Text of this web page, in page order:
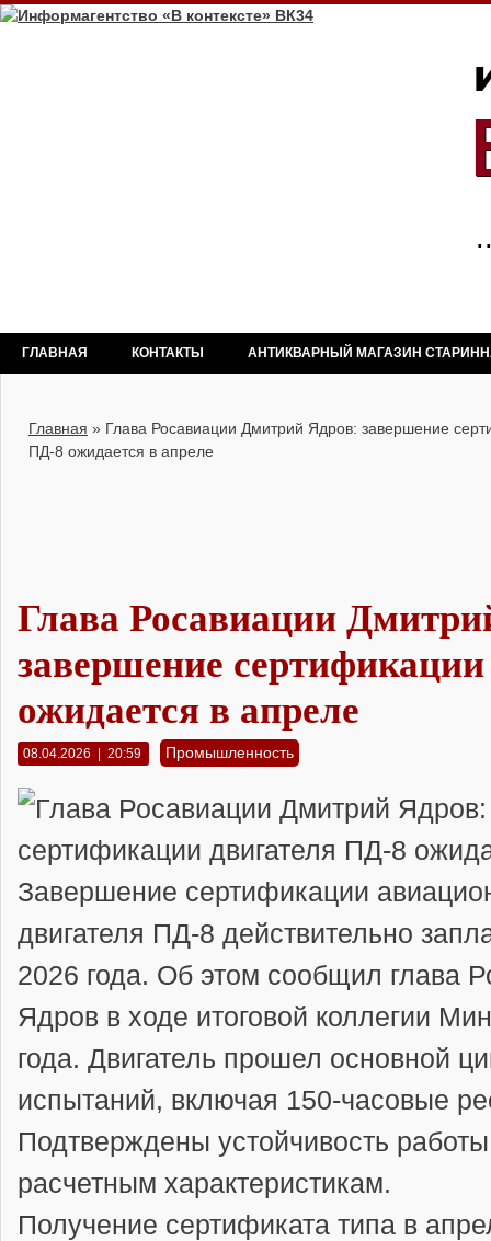
ГЛАВНАЯ КОНТАКТЫ АНТИКВАРНЫЙ МАГАЗИН
Главная » Глава Росавиации Дмитрий Ядров: завершение
ПД-8 ожидается в апреле
Глава Росавиации
завершение
ожидается в апреле
08.04.2026 | 20:59 Промышленность
Завершение сертификации
двигателя ПД-8 действительно
2026 года. Об этом сообщил глава
Ядров в ходе итоговой коллегии
года. Двигатель прошел основной
испытаний, включая 150-часовые
Подтверждены устойчивость работы
расчетным характеристикам.
Получение сертификата типа в